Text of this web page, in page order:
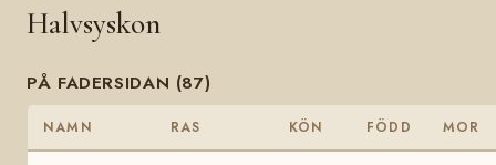
Halvsyskon
PÅ FADERSIDAN (87)
NAMN RAS KÖN FÖDD MOR